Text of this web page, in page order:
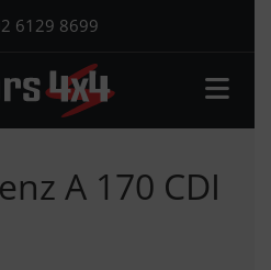
6129 8699
A 170 CDI